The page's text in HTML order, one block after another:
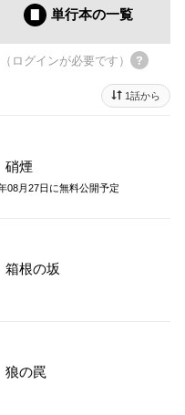
単行本の一覧
ログインが必要です）
1話から
煙
08月27日 に無料公開予定
根の坂
の罠